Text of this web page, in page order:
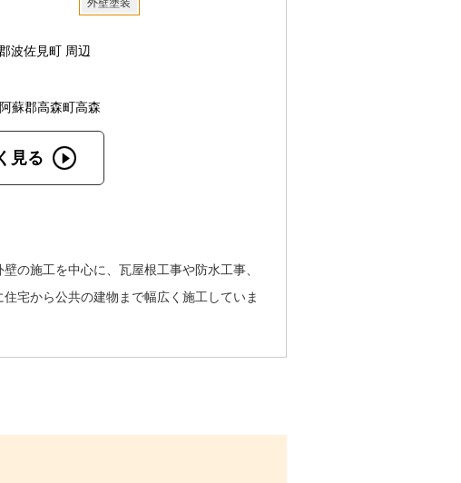
外壁塗装
波佐見町 周辺
蘇郡高森町高森
見る
の施工を中心に、瓦屋根工事や防水工事、
宅から公共の建物まで幅広く施工していま